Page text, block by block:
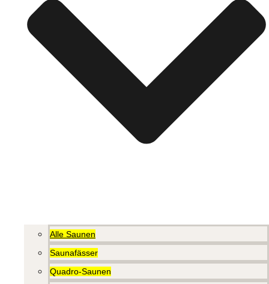
Alle Saunen
Saunafässer
Quadro-Saunen